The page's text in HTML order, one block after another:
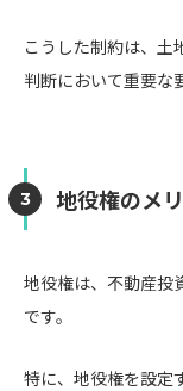
こうした制約は、土
判断において重要な
地役権のメ
地役権は、不動産投
です。
特に、地役権を設定